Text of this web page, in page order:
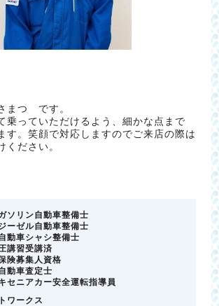
まつ です。
乗っていただけるよう、細かな点まで
す。笑顔で対応しますのでご来店の際は
ください。
ソリン自動車整備士
ーゼル自動車整備士
動車シャシ整備士
講習受講済
険募集人資格
動車査定士
セニアカー安全運転指導員
ワークス